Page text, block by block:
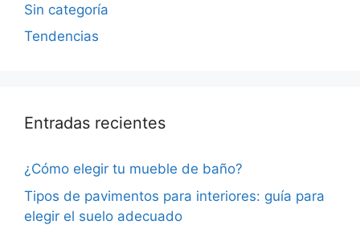
Sin categoría
Tendencias
Entradas recientes
¿Cómo elegir tu mueble de baño?
Tipos de pavimentos para interiores: guía para
elegir el suelo adecuado